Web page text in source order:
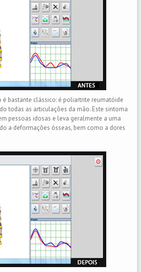
é bastante clássico: é poliartrite reumatóide
todas as articulações da mão. Este sintoma
pessoas idosas e leva geralmente a uma
a deformações ósseas, bem como a dores